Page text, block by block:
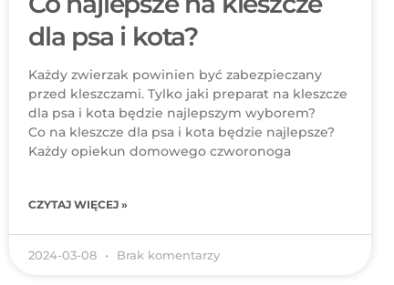
dla psa i kota?
Każdy zwierzak powinien być zabezpieczany
przed kleszczami. Tylko jaki preparat na kleszcze
dla psa i kota będzie najlepszym wyborem?
Co na kleszcze dla psa i kota będzie najlepsze?
Każdy opiekun domowego czworonoga
CZYTAJ WIĘCEJ »
2024-03-08 Brak komentarzy